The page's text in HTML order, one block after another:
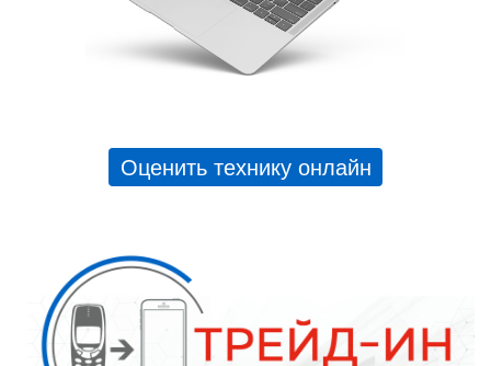
Оценить технику онлайн